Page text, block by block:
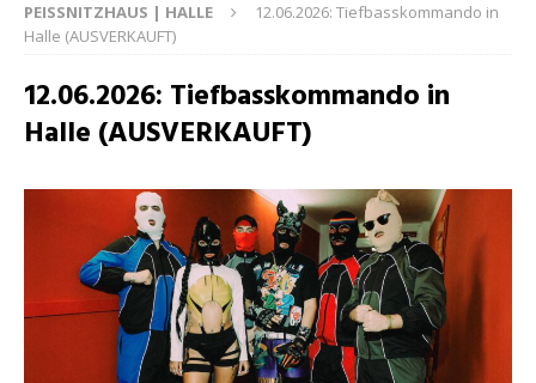
PEISSNITZHAUS | HALLE
12.06.2026: Tiefbasskommando in
Halle (AUSVERKAUFT)
12.06.2026: Tiefbasskommando in
Halle (AUSVERKAUFT)